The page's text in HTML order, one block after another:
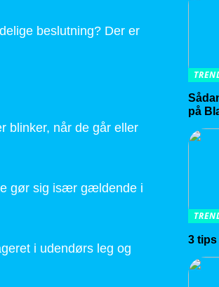
beslutning? Der er
blinker, når de går eller
gør sig især gældende i
i udendørs leg og
på
3